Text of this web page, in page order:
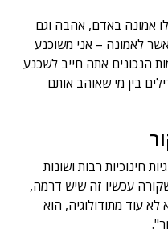
אמונה באדם, אהבה וגם
לאמונה – אני משוכנע
הנכונים אתה חייב לשכנע
בין מי שאוהב אותם
חינוכיות רבות ושונות
עכשיו זה שיש דרמה,
לא עוד מתודולוגיה, הוא